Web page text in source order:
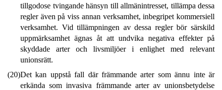
tillgodose tvingande hänsyn till allmänintresset, tillämpa dessa
regler även på viss annan verksamhet, inbegripet kommersiell
verksamhet. Vid tillämpningen av dessa regler bör särskild
uppmärksamhet ägnas åt att undvika negativa effekter på
skyddade arter och livsmiljöer i enlighet med relevant
unionsrätt.
(20)Det kan uppstå fall där främmande arter som ännu inte är
erkända som invasiva främmande arter av unionsbetydelse